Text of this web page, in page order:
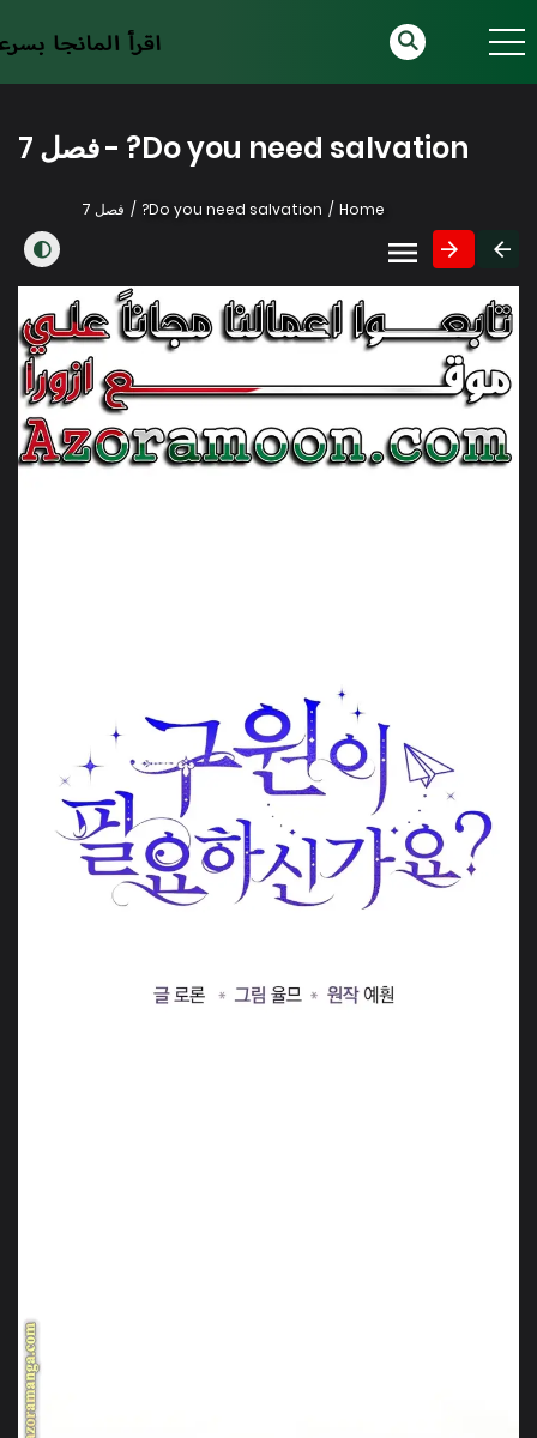
Do you need salvation? - فصل 7
Home
Do you need salvation? فصل 7